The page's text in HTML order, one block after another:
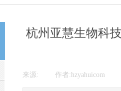
杭州亚慧生物科
来源: 作者: hzyahuicom